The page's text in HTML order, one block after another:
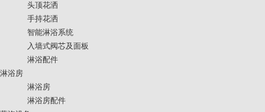
头顶花洒
手持花洒
智能淋浴系统
入墙式阀芯及面板
淋浴配件
淋浴房
淋浴房
淋浴房配件